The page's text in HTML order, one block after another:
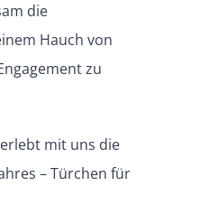
die
Hauch von
zu
mit uns die
– Türchen für